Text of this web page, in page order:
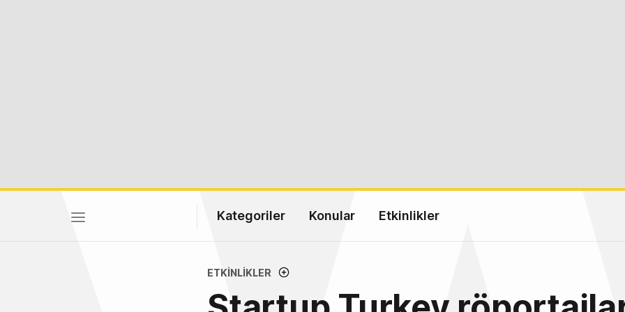
Kategoriler Konular Etkinlikler
ETKINLIKLER